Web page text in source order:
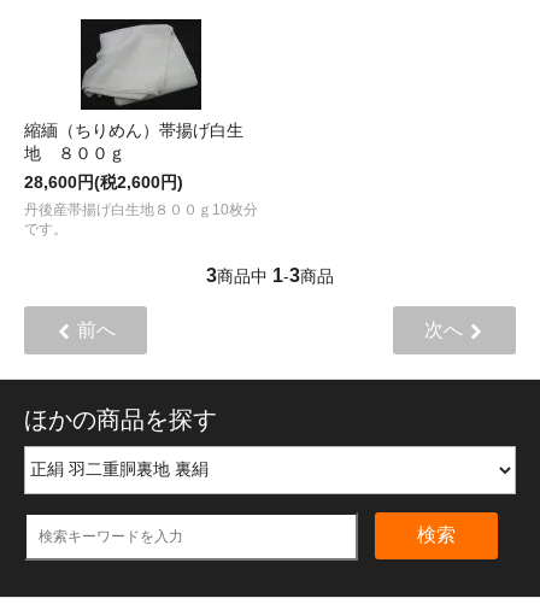
縮緬（ちりめん）帯揚げ白生
地 ８００ｇ
28,600円(税2,600円)
丹後産帯揚げ白生地８００ｇ10枚分
です。
3商品中 1-3商品
前へ 次へ
ほかの商品を探す
検索